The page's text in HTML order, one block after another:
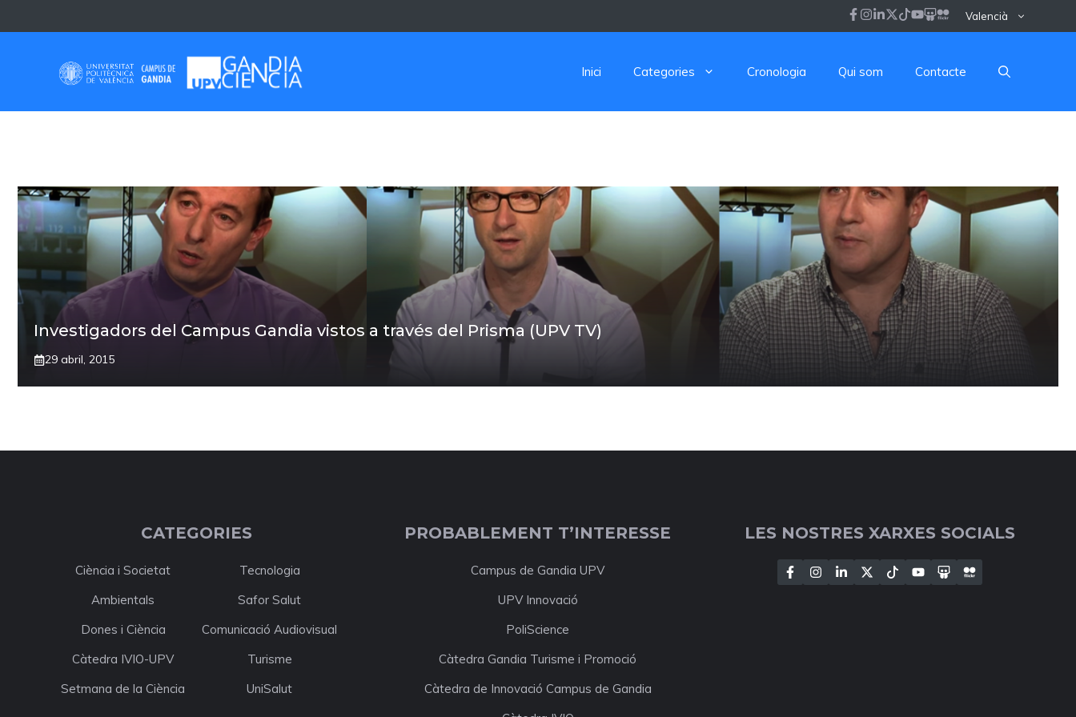
to
Valencià
Inici Categories Cronologia Qui som Contacte
Investigadors del Campus Gandia vistos a través del Prisma (UPV TV)
29 abril, 2015
CATEGORIES
Ciència i Societat
Tecnologia
Ambientals
Safor Salut
Dones i Ciència
Comunicació Audiovisual
Càtedra IVIO-UPV
Turisme
Setmana de la Ciència
UniSalut
PROBABLEMENT T’INTERESSE
Campus de Gandia UPV
UPV Innovació
PoliScience
Càtedra Gandia Turisme i Promoció
Càtedra de Innovació Campus de Gandia
LES NOSTRES XARXES SOCIALS